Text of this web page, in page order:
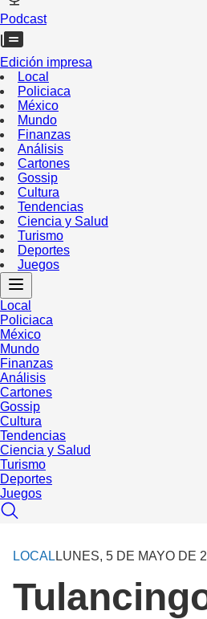
Podcast
Edición impresa
Local
Policiaca
México
Mundo
Finanzas
Análisis
Cartones
Gossip
Cultura
Tendencias
Ciencia y Salud
Turismo
Deportes
Juegos
Local
Policiaca
México
Mundo
Finanzas
Análisis
Cartones
Gossip
Cultura
Tendencias
Ciencia y Salud
Turismo
Deportes
Juegos
LOCAL LUNES, 5 DE MAYO DE